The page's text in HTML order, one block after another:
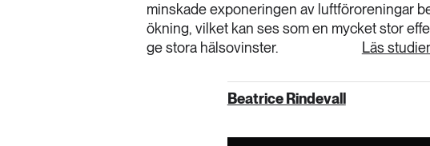
minskade exponeringen av luftföroreningar
ökning, vilket kan ses som en mycket stor
ge stora hälsovinster.
Läs
Beatrice Rindevall